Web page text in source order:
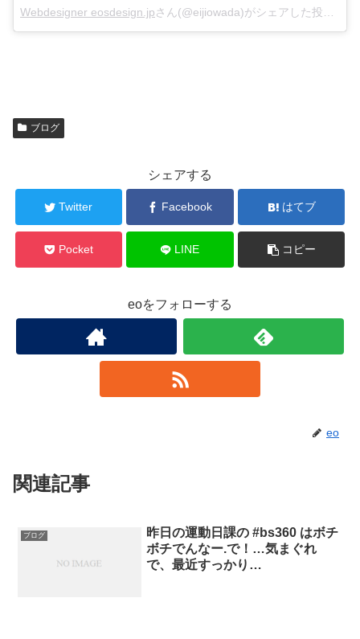
Webdesigner eosdesign.jpさん(@eijiowada)がシェアした投稿 –
ブログ
シェアする
Twitter Facebook はてブ
Pocket LINE コピー
eoをフォローする
eo
関連記事
ブログ
昨日の運動日課の #bs360 はボチ
ボチでんなー.で！…気まぐれ
で、最近すっかり…